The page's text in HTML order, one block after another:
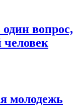
этом браузере для
вопрос,
молодежь